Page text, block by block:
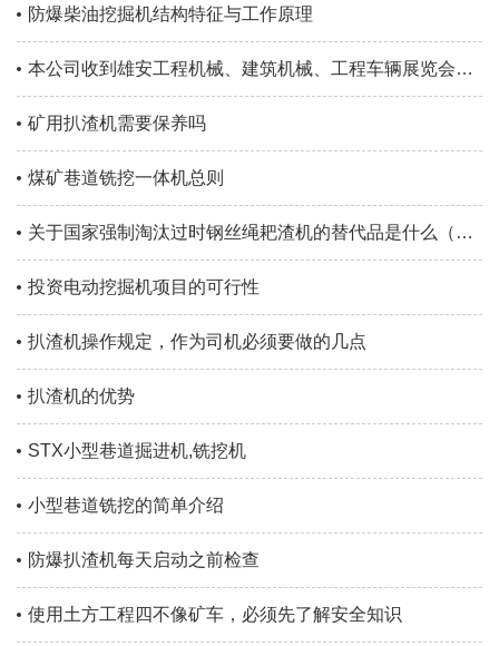
防爆柴油挖掘机结构特征与工作原理
本公司收到雄安工程机械、建筑机械、工程车辆展览会邀请
矿用扒渣机需要保养吗
煤矿巷道铣挖一体机总则
关于国家强制淘汰过时钢丝绳耙渣机的替代品是什么（扒渣机）
投资电动挖掘机项目的可行性
扒渣机操作规定，作为司机必须要做的几点
扒渣机的优势
STX小型巷道掘进机,铣挖机
小型巷道铣挖的简单介绍
防爆扒渣机每天启动之前检查
使用土方工程四不像矿车，必须先了解安全知识